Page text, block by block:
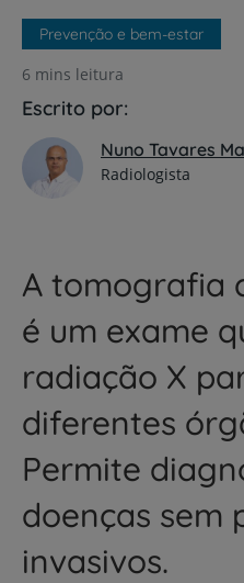
Prevenção e bem-estar
6 mins leitura
Escrito por:
Nuno Tavares
Radiologista
A tomografia
é um exame
radiação X
diferentes
Permite
doenças sem
invasivos.